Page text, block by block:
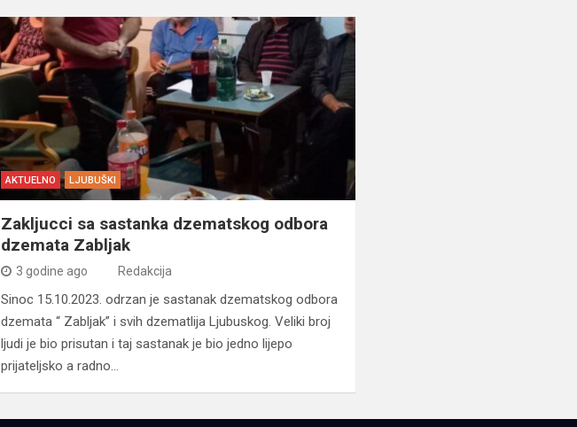
AKTUELNO LJUBUŠKI
Zakljucci sa sastanka dzematskog odbora
dzemata Zabljak
3 godine ago Redakcija
Sinoc 15.10.2023. odrzan je sastanak dzematskog odbora
dzemata “ Zabljak” i svih dzematlija Ljubuskog. Veliki broj
ljudi je bio prisutan i taj sastanak je bio jedno lijepo
prijateljsko a radno…